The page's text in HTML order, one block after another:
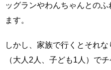
ッグランやわんちゃんとの
ます。
しかし、家族で行くとそれ
（大人2人、子ども1人）で